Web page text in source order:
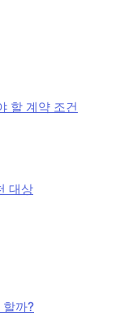
할 계약 조건
대상
할까?